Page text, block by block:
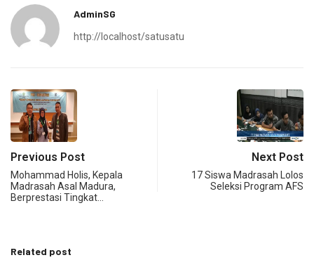
AdminSG
http://localhost/satusatu
Previous Post
Mohammad Holis, Kepala
Madrasah Asal Madura,
Berprestasi Tingkat…
Next Post
17 Siswa Madrasah Lolos
Seleksi Program AFS
Related post